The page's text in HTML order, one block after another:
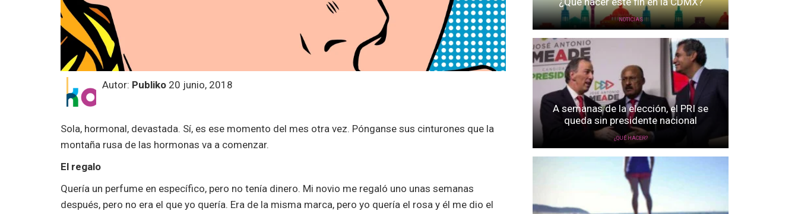
Autor: Publiko 20 junio, 2018
Sola, hormonal, devastada. Sí, es ese momento del mes otra vez. Pónganse sus cinturones que la
montaña rusa de las hormonas va a comenzar.
El regalo
Quería un perfume en específico, pero no tenía dinero. Mi novio me regaló uno unas semanas
después, pero no era el que yo quería. Era de la misma marca, pero yo quería el rosa y él me dio el
NOTICIAS
A semanas de la elección, el PRI se
queda sin presidente nacional
¿QUÉ HACER?